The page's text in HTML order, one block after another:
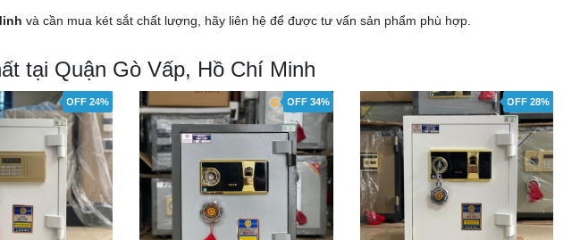
và cần mua két sắt chất lượng, hãy liên hệ để được tư vấn sản phẩm phù hợp.
tại Quận Gò Vấp, Hồ Chí Minh
OFF 24% OFF 34% OFF 28%